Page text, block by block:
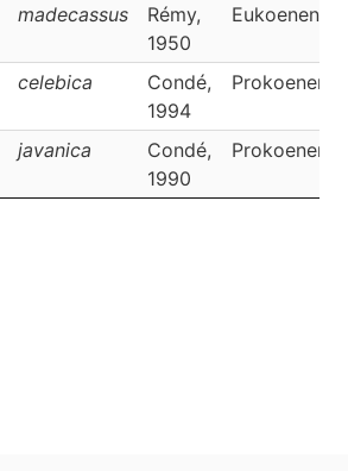
madecassus
Rémy,
1950
celebica
Condé,
1994
javanica
Condé,
1990